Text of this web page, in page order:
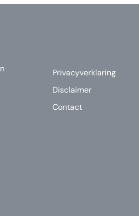
Privacyverklaring
Disclaimer
Contact